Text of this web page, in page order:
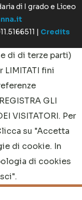
di I grado e Liceo
| Credits
di di terze parti)
LIMITATI fini
GLI
VISITATORI. Per
su "Accetta
di cookie. In
di cookies